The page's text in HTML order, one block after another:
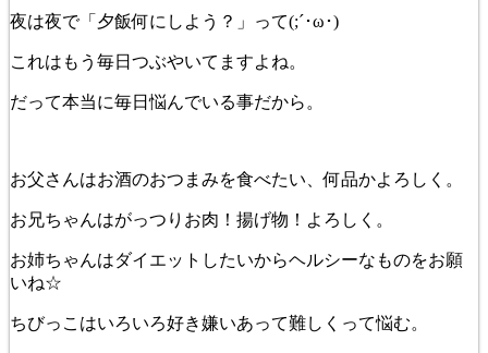
夜は夜で「夕飯何にしよう？」って(;´･ω･)
これはもう毎日つぶやいてますよね。
だって本当に毎日悩んでいる事だから。
お父さんはお酒のおつまみを食べたい、何品かよろしく。
お兄ちゃんはがっつりお肉！揚げ物！よろしく。
お姉ちゃんはダイエットしたいからヘルシーなものをお願
いね☆
ちびっこはいろいろ好き嫌いあって難しくって悩む。